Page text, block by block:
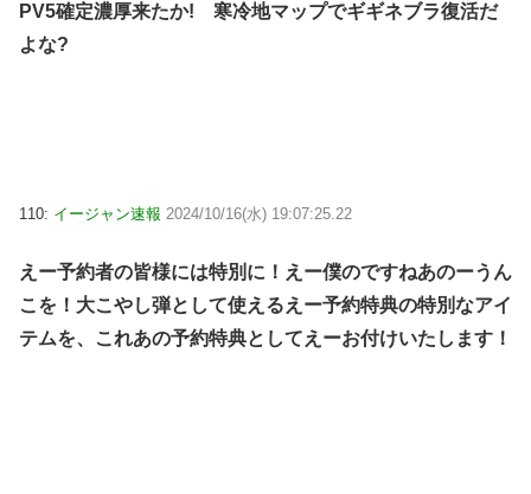
PV5確定濃厚来たか! 寒冷地マップでギギネブラ復活だ
よな?
110: イージャン速報 2024/10/16(水) 19:07:25.22
えー予約者の皆様には特別に！えー僕のですねあのーうん
こを！大こやし弾として使えるえー予約特典の特別なアイ
テムを、これあの予約特典としてえーお付けいたします！